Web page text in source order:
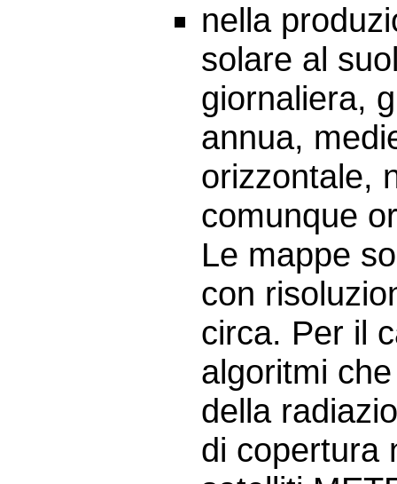
nella
solare al
giornaliera,
annua,
orizzontale,
comunque
Le mappe
con
circa. Per il
algoritmi
della
di copertura